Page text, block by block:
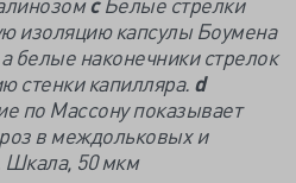
изоляцию капсулы Боумена
белые наконечники стрелок
стенки капилляра. d
по Массону показывает
в междольковых и
Шкала, 50 мкм